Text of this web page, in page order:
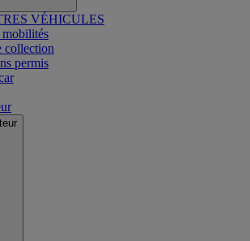
VÉHICULES
mobilités
collection
permis